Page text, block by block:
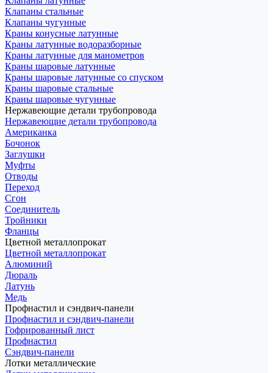
Клапаны стальные
Клапаны чугунные
Краны конусные латунные
Краны латунные водоразборные
Краны латунные для манометров
Краны шаровые латунные
Краны шаровые латунные со спуском
Краны шаровые стальные
Краны шаровые чугунные
Нержавеющие детали трубопровода
Нержавеющие детали трубопровода
Американка
Бочонок
Заглушки
Муфты
Отводы
Переход
Сгон
Соединитель
Тройники
Фланцы
Цветной металлопрокат
Цветной металлопрокат
Алюминий
Дюраль
Латунь
Медь
Профнастил и сэндвич-панели
Профнастил и сэндвич-панели
Гофрированный лист
Профнастил
Сэндвич-панели
Лотки металлические